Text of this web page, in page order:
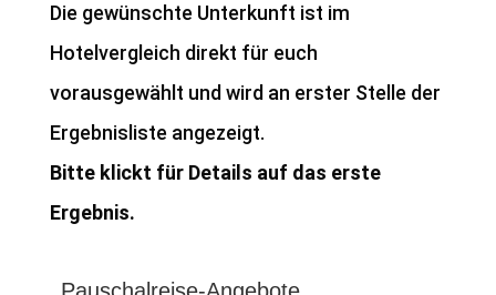
Die gewünschte Unterkunft ist im
Hotelvergleich direkt für euch
vorausgewählt und wird an erster Stelle der
Ergebnisliste angezeigt.
Bitte klickt für Details auf das erste
Ergebnis.